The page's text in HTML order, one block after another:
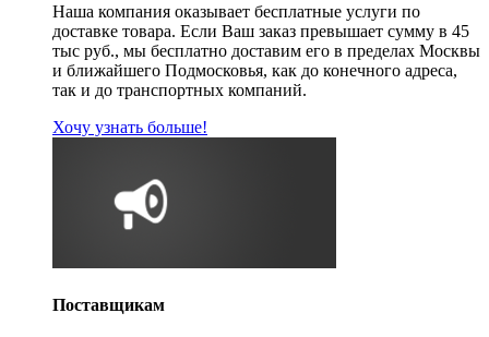
Наша компания оказывает бесплатные услуги по
доставке товара. Если Ваш заказ превышает сумму в 45
тыс руб., мы бесплатно доставим его в пределах Москвы
и ближайшего Подмосковья, как до конечного адреса,
так и до транспортных компаний.
Хочу узнать больше!
Поставщикам